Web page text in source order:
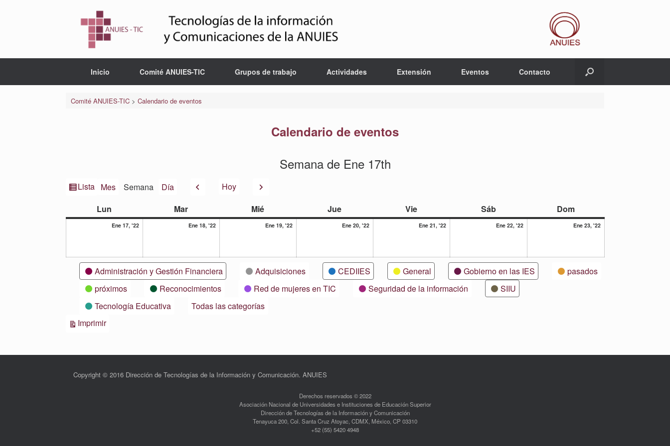
Inicio Comité ANUIES-TIC Grupos de trabajo Actividades Extensión Eventos Contacto
Comité ANUIES-TIC> Calendario de eventos
Calendario de eventos
Semana de Ene 17th
Ver
Lista Mes Semana Día AnteriorHoy Siguiente
Lun Marmartes Miémiércoles Juejueves Vieviernes Sábsábado Domdomingo
Ene 17, '2217
Ene 18, '2218
Ene 19, '2219
Ene 20, '2220
Ene 21, '2221
Ene 22, '2222
Ene 23, '2223
CategoríasAdministración y Gestión Financiera Adquisiciones CEDIIES General Gobierno en las IES
pasados
próximos
Reconocimientos Red de mujeres en TIC Seguridad de la información
SIIU
Tecnología Educativa
Todas las categorías
ImprimirVistas
Copyright © 2016 Dirección de Tecnologías de la Información y Comunicación. ANUIES
Derechos reservados © 2022
Asociación Nacional de Universidades e Instituciones de Educación Superior
Dirección de Tecnologías de la Información y Comunicación
Tenayuca 200, Col. Santa Cruz Atoyac, CDMX, México, CP 03310
+52 (55) 5420 4948